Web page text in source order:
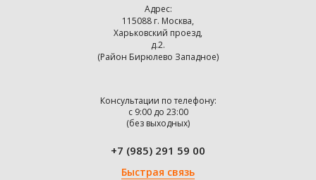
Адрес:
115088 г. Москва,
Харьковский проезд,
д.2.
(Район Бирюлево Западное)
Консультации по телефону:
с 9:00 до 23:00
(без выходных)
+7 (985) 291 59 00
Быстрая связь